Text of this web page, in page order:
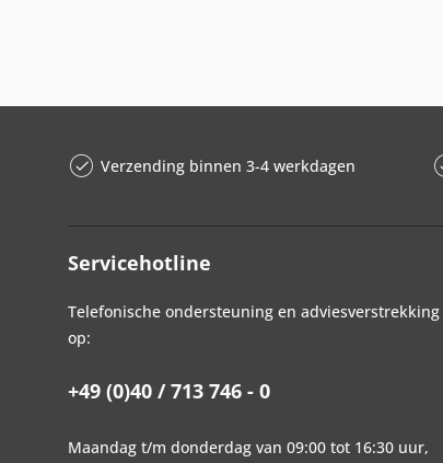
Verzending binnen 3-4 werkdagen
Servicehotline
Telefonische ondersteuning en adviesverstrekking
op:
+49 (0)40 / 713 746 - 0
Maandag t/m donderdag van 09:00 tot 16:30 uur,